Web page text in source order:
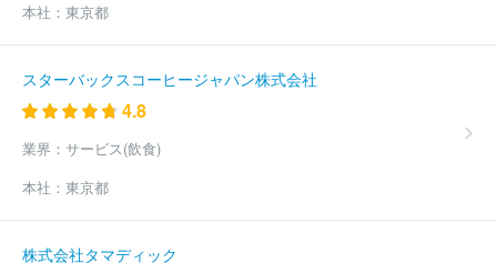
会社
株式会社綜合キャリアオプション
ニアリング株式会社
ＭＩＲＡＲＴＨホールディングス株式会社
ィングス株式会社
ほか(18732件)
本社： 東京都
スターバックスコーヒージャパン株式会社
4.8
業界： サービス(飲食)
本社： 東京都
株式会社タマディック